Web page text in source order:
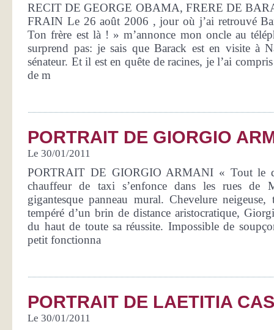
RECIT DE GEORGE OBAMA, FRERE DE
FRAIN Le 26 août 2006 , jour où j’ai retrouvé
Ton frère est là ! » m’annonce mon oncle au
surprend pas: je sais que Barack est en visite à
sénateur. Et il est en quête de racines, je l’ai
de m
PORTRAIT DE GIORGIO
Le 30/01/2011
PORTRAIT DE GIORGIO ARMANI « Tout le
chauffeur de taxi s’enfonce dans les rues de
gigantesque panneau mural. Chevelure
tempéré d’un brin de distance aristocratique,
du haut de toute sa réussite. Impossible de
petit fonctionna
PORTRAIT DE LAETITIA
Le 30/01/2011